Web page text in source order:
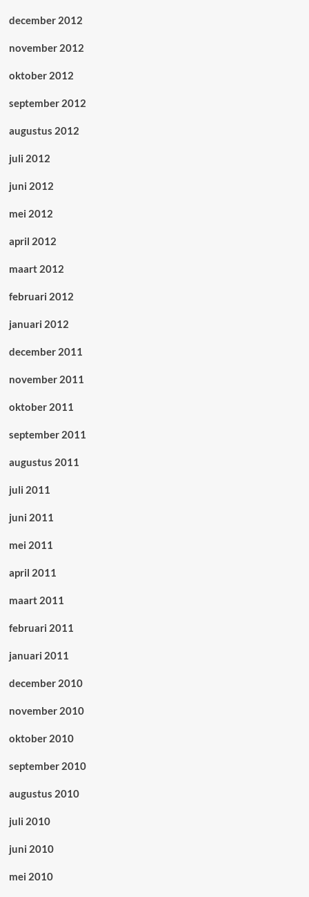
december 2012
november 2012
oktober 2012
september 2012
augustus 2012
juli 2012
juni 2012
mei 2012
april 2012
maart 2012
februari 2012
januari 2012
december 2011
november 2011
oktober 2011
september 2011
augustus 2011
juli 2011
juni 2011
mei 2011
april 2011
maart 2011
februari 2011
januari 2011
december 2010
november 2010
oktober 2010
september 2010
augustus 2010
juli 2010
juni 2010
mei 2010